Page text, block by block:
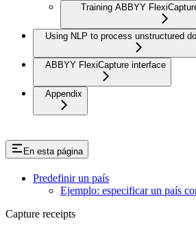
Training ABBYY
Using NLP to process unstructured
ABBYY FlexiCapture interface
Appendix
En esta página
Predefinir un país
Ejemplo: especificar un país
Capture receipts